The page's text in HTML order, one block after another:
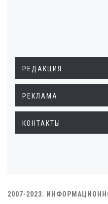
РЕДАКЦИЯ
РЕКЛАМА
КОНТАКТЫ
2007-2023.